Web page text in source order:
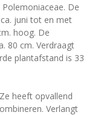
De
juni tot en met
hoog. De
80 cm. Verdraagt
plantafstand is 33
heeft opvallend
Verlangt